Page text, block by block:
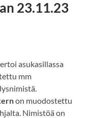
23.11.23
asukasillassa
mm
on muodostettu
Nimistöä on